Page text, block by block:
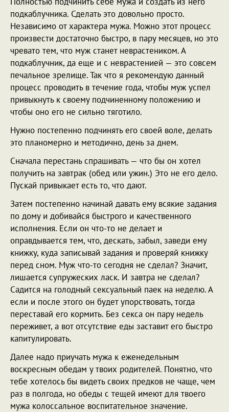
подкаблучника. Сделать это довольно просто.
Независимо от характера мужа. Можно этот процесс
произвести достаточно быстро, в пару месяцев, но это
чревато тем, что муж станет неврастеником. А
подкаблучник, да еще и с неврастенией — это совсем
печальное зрелище. Так что я рекомендую данный
процесс проводить в течение года, чтобы муж успел
привыкнуть к своему подчиненному положению и
чтобы оно его не сильно тяготило.
Нужно постепенно подчинять его своей воле, делать
это планомерно и методично, день за днем.
Сначала перестань спрашивать — что бы он хотел
получить на завтрак (обед или ужин.) Это не его дело.
Пускай привыкает есть то, что дают.
Затем постепенно начинай давать ему всякие задания
по дому и добивайся быстрого и качественного
исполнения. Если он что-то не делает и
оправдывается тем, что, дескать, забыл, заведи ему
книжку, куда записывай задания и проверяй книжку
перед сном. Муж что-то сегодня не сделал? Значит,
лишается супружеских ласк. И завтра не сделал?
Садится на голодный сексуальный паек на неделю. А
если и после этого он будет упорствовать, тогда
переставай его кормить. Без секса он пару недель
переживет, а вот отсутствие еды заставит его быстро
капитулировать.
Далее надо приучать мужа к еженедельным
воскресным обедам у твоих родителей. Понятно, что
тебе хотелось бы видеть своих предков не чаще, чем
раз в полгода, но обеды с тещей имеют для твоего
мужа колоссальное воспитательное значение.